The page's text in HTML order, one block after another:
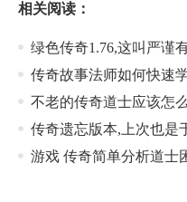
相关阅读：
绿色传奇1.76,这叫严谨
传奇故事法师如何快速
不老的传奇道士应该怎
传奇遗忘版本,上次也是
游戏 传奇简单分析道士